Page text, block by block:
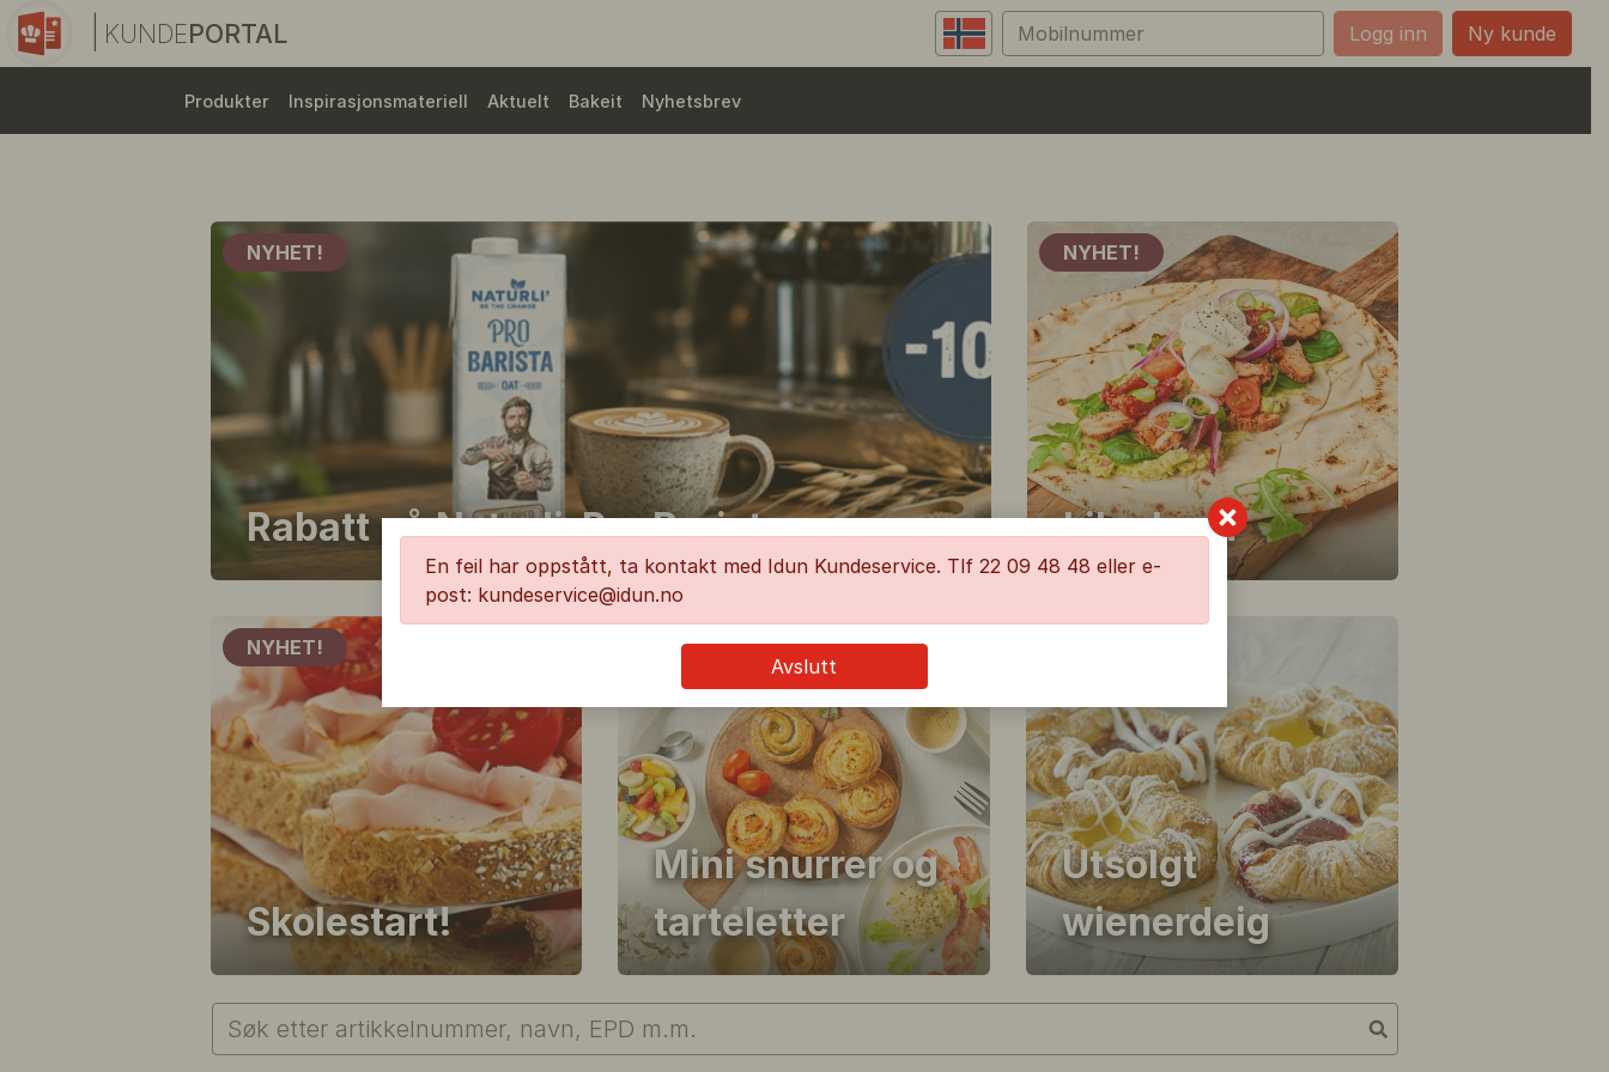
KUNDEPORTAL Ny kunde
Produkter Inspirasjonsmateriell Aktuelt Bakeit Nyhetsbrev
En feil har oppstått, ta kontakt med Idun Kundeservice. Tlf 22 09 48 48 eller e-
post: kundeservice@idun.no
Avslutt
NYHET!
Rabatt på Naturli-Pro Barista
NYHET!
Liba brød
NYHET!
Skolestart!
NYHET!
Mini snurrer og
tarteletter
Utsolgt
wienerdeig